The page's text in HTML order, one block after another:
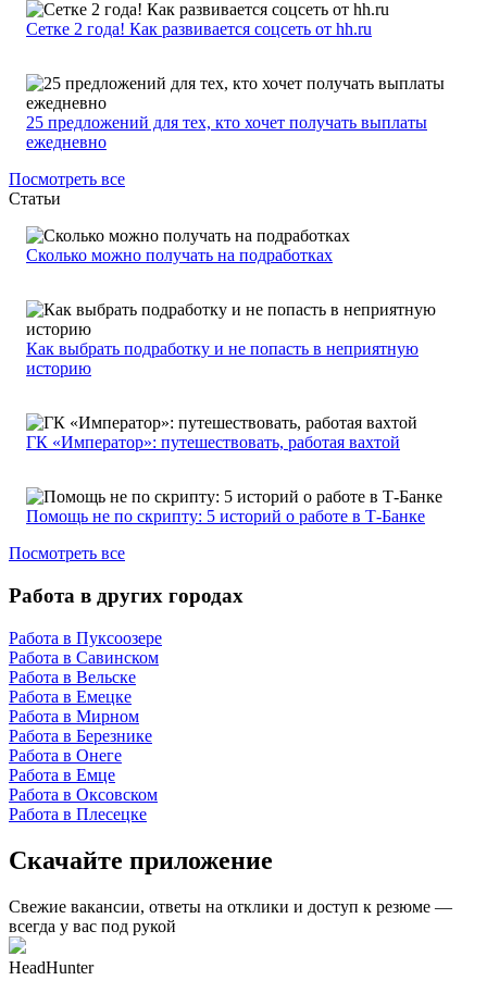
Сетке 2 года! Как развивается соцсеть от hh.ru
25 предложений для тех, кто хочет получать выплаты
ежедневно
Посмотреть все
Статьи
Сколько можно получать на подработках
Как выбрать подработку и не попасть в неприятную
историю
ГК «Император»: путешествовать, работая вахтой
Помощь не по скрипту: 5 историй о работе в Т-Банке
Посмотреть все
Работа в других городах
Работа в Пуксоозере
Работа в Савинском
Работа в Вельске
Работа в Емецке
Работа в Мирном
Работа в Березнике
Работа в Онеге
Работа в Емце
Работа в Оксовском
Работа в Плесецке
Скачайте приложение
Свежие вакансии, ответы на отклики и доступ к резюме —
всегда у вас под рукой
HeadHunter